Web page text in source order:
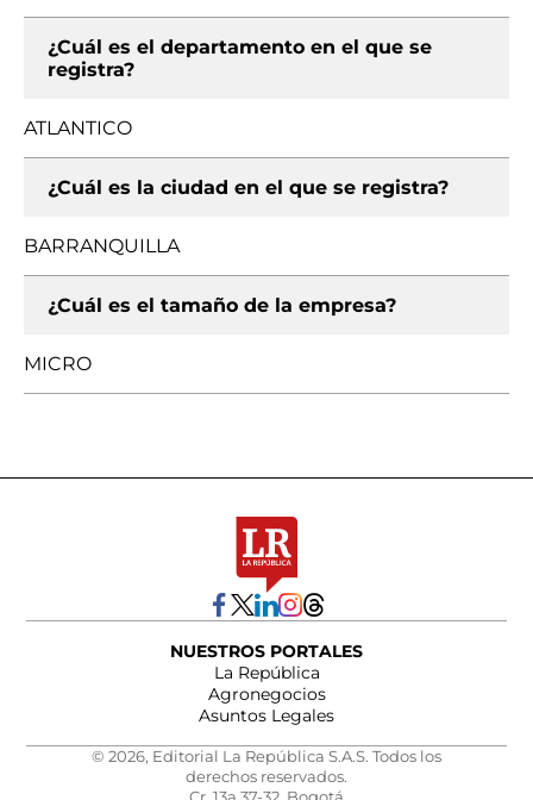
¿Cuál es el departamento en el que se
registra?
ATLANTICO
¿Cuál es la ciudad en el que se registra?
BARRANQUILLA
¿Cuál es el tamaño de la empresa?
MICRO
NUESTROS PORTALES
La República
Agronegocios
Asuntos Legales
© 2026, Editorial La República S.A.S. Todos los
derechos reservados.